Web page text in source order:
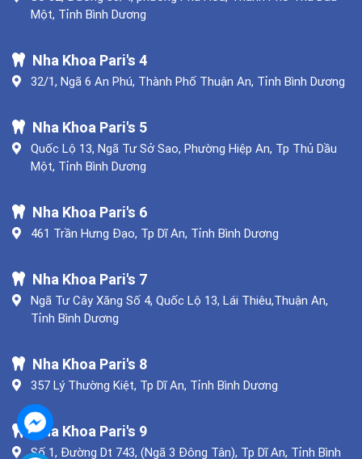
Một, Tỉnh Bình Dương
Nha Khoa Pari's 4
32/1, Ngã 6 An Phú, Thành Phố Thuận An, Tỉnh Bình Dương
Nha Khoa Pari's 5
Quốc Lộ 13, Ngã Tư Sở Sao, Phường Hiệp An, Tp Thủ Dầu
Một, Tỉnh Bình Dương
Nha Khoa Pari's 6
461 Trần Hưng Đạo, Tp Dĩ An, Tỉnh Bình Dương
Nha Khoa Pari's 7
Ngã Tư Cây Xăng Số 4, Quốc Lộ 13, Lái Thiêu,Thuận An,
Tỉnh Bình Dương
Nha Khoa Pari's 8
357 Lý Thường Kiệt, Tp Dĩ An, Tỉnh Bình Dương
Nha Khoa Pari's 9
Số 1, Đường Dt 743, (Ngã 3 Đông Tân), Tp Dĩ An, Tỉnh Bình